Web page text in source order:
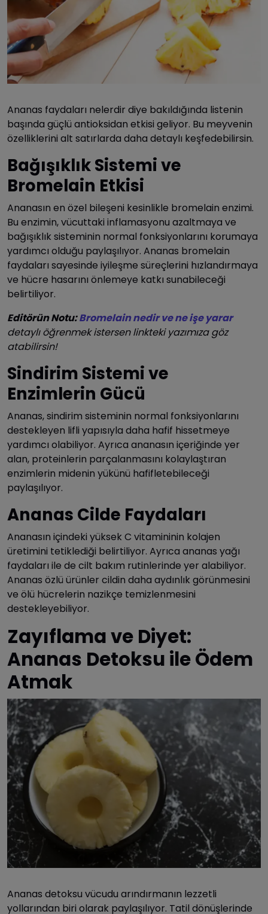
Ananas faydaları nelerdir diye bakıldığında listenin
başında güçlü antioksidan etkisi geliyor. Bu meyvenin
özelliklerini alt satırlarda daha detaylı keşfedebilirsin.
Bağışıklık Sistemi ve
Bromelain Etkisi
Ananasın en özel bileşeni kesinlikle bromelain enzimi.
Bu enzimin, vücuttaki inflamasyonu azaltmaya ve
bağışıklık sisteminin normal fonksiyonlarını korumaya
yardımcı olduğu paylaşılıyor. Ananas bromelain
faydaları sayesinde iyileşme süreçlerini hızlandırmaya
ve hücre hasarını önlemeye katkı sunabileceği
belirtiliyor.
Editörün Notu:Bromelain nedir ve ne işe yarar
detaylı öğrenmek istersen linkteki yazımıza göz
atabilirsin!
Sindirim Sistemi ve
Enzimlerin Gücü
Ananas, sindirim sisteminin normal fonksiyonlarını
destekleyen lifli yapısıyla daha hafif hissetmeye
yardımcı olabiliyor. Ayrıca ananasın içeriğinde yer
alan, proteinlerin parçalanmasını kolaylaştıran
enzimlerin midenin yükünü hafifletebileceği
paylaşılıyor.
Ananas Cilde Faydaları
Ananasın içindeki yüksek C vitamininin kolajen
üretimini tetiklediği belirtiliyor. Ayrıca ananas yağı
faydaları ile de cilt bakım rutinlerinde yer alabiliyor.
Ananas özlü ürünler cildin daha aydınlık görünmesini
ve ölü hücrelerin nazikçe temizlenmesini
destekleyebiliyor.
Zayıflama ve Diyet:
Ananas Detoksu ile Ödem
Atmak
Ananas detoksu vücudu arındırmanın lezzetli
yollarından biri olarak paylaşılıyor. Tatil dönüşlerinde